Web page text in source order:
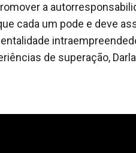
a
cada um pode e deve
de superação,
e a maximizar